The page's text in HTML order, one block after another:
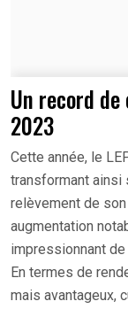
Un record
2023
Cette année, le
transformant ainsi
relèvement de
augmentation
impressionnant de
En termes de
mais avantageux,